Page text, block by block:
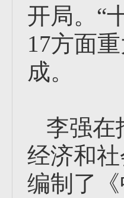
开局。“
17方面
成。
李强在
经济和
编制了